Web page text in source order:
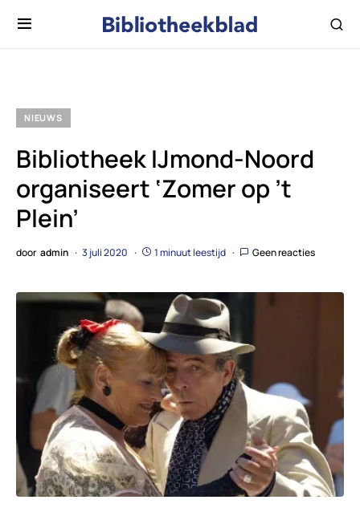
NIEUWS
Bibliotheek IJmond-Noord
organiseert ‘Zomer op ’t
Plein’
door admin 3 juli 2020 1 minuut leestijd Geen reacties